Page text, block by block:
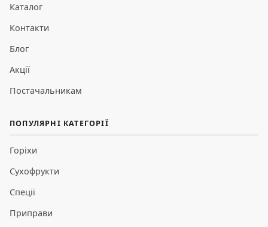
Каталог
Контакти
Блог
Акції
Постачальникам
ПОПУЛЯРНІ КАТЕГОРІЇ
Горіхи
Сухофрукти
Спеції
Приправи